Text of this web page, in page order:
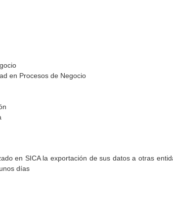
en Procesos de Negocio
en SICA la exportación de sus datos a otras
días